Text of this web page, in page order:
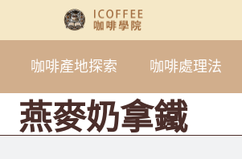
咖啡產地探索 咖啡處理法
燕麥奶拿鐵